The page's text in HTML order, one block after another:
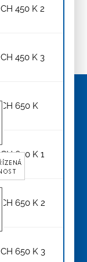
CH 450 K 2
CH 450 K 3
CH 650 K
CH 650 K 1
CH 650 K 2
CH 650 K 3